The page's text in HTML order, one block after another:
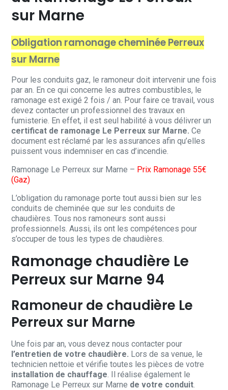
sur Marne
Obligation ramonage cheminée Perreux
sur Marne
Pour les conduits gaz, le ramoneur doit intervenir une fois
par an. En ce qui concerne les autres combustibles, le
ramonage est exigé 2 fois / an. Pour faire ce travail, vous
devez contacter un professionnel des travaux en
fumisterie. En effet, il est seul habilité à vous délivrer un
certificat de ramonage Le Perreux sur Marne. Ce
document est réclamé par les assurances afin qu’elles
puissent vous indemniser en cas d’incendie.
Ramonage Le Perreux sur Marne – Prix Ramonage 55€
(Gaz)
L’obligation du ramonage porte tout aussi bien sur les
conduits de cheminée que sur les conduits de
chaudières. Tous nos ramoneurs sont aussi
professionnels. Aussi, ils ont les compétences pour
s’occuper de tous les types de chaudières.
Ramonage chaudière Le
Perreux sur Marne 94
Ramoneur de chaudière Le
Perreux sur Marne
Une fois par an, vous devez nous contacter pour
l’entretien de votre chaudière. Lors de sa venue, le
technicien nettoie et vérifie toutes les pièces de votre
installation de chauffage. Il réalise également le
Ramonage Le Perreux sur Marne de votre conduit.